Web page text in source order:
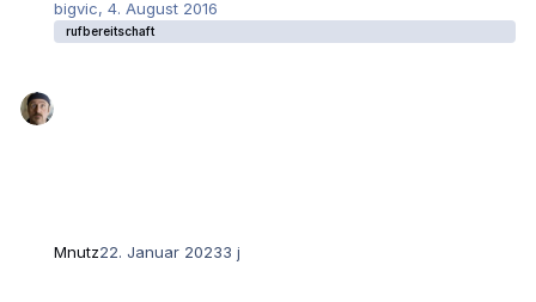
bigvic, 4. August 2016
rufbereitschaft
Mnutz22. Januar 20233 j